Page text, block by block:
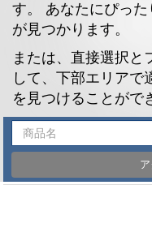
す。 あなたにぴっ
が見つかります。
または、直接選択と
して、下部エリアで
を見つけることがで